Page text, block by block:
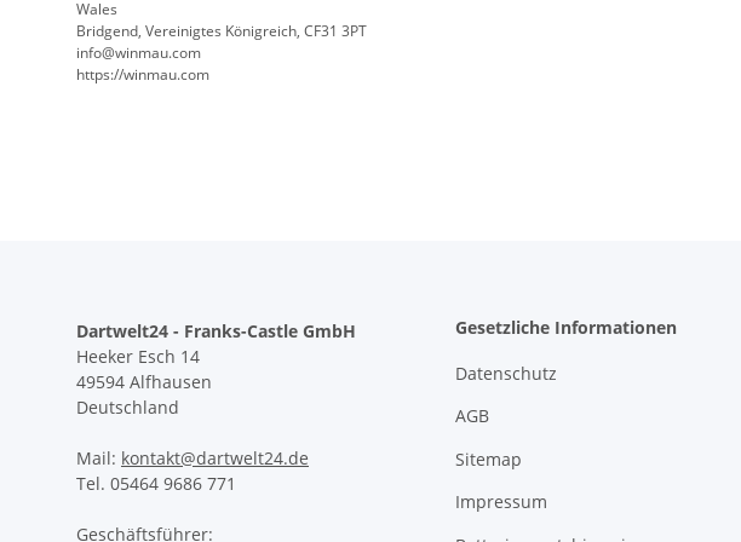
Wales
Bridgend, Vereinigtes Königreich, CF31 3PT
info@winmau.com
https://winmau.com
Dartwelt24 - Franks-Castle GmbH
Heeker Esch 14
49594 Alfhausen
Deutschland
Mail: kontakt@dartwelt24.de
Tel. 05464 9686 771
Geschäftsführer:
Gesetzliche Informationen
Datenschutz
AGB
Sitemap
Impressum